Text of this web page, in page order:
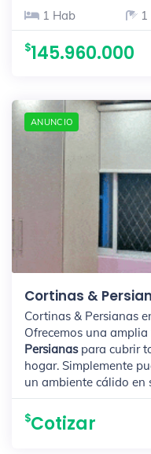
1 Hab
1
145.960.000
ANUNCIO
Cortinas &
Cortinas & Persianas
Ofrecemos una
Persianaspara cubrir
hogar. Simplemente
un ambiente cálido en
Cotizar